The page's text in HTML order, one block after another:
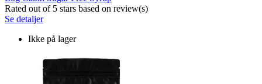
Rated out of 5 stars based on review(s)
Se detaljer
Ikke på lager